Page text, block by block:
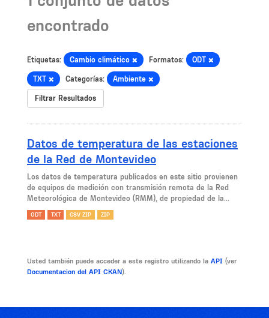
encontrado
Etiquetas: Cambio climático Formatos: ODT
TXT Categorías: Ambiente
Filtrar Resultados
Datos de temperatura de las estaciones
de la Red de Montevideo
Los datos de temperatura publicados en este sitio provienen
de equipos de medición con transmisión remota de la Red
Meteorológica de Montevideo (RMM), de propiedad de la...
ODT TXT CSV ZIP ZIP
Usted también puede acceder a este registro utilizando la API (ver
Documentacion del API CKAN).